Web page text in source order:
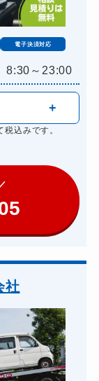
電子決済対応
8:30～23:00
込みです。
社